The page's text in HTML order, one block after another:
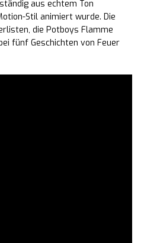
aus echtem Ton
Stil animiert wurde. Die
die Potboys Flamme
fünf Geschichten von Feuer